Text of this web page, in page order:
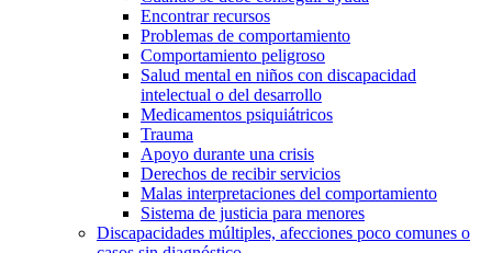
Encontrar recursos
Problemas de comportamiento
Comportamiento peligroso
Salud mental en niños con discapacidad
intelectual o del desarrollo
Medicamentos psiquiátricos
Trauma
Apoyo durante una crisis
Derechos de recibir servicios
Malas interpretaciones del comportamiento
Sistema de justicia para menores
Discapacidades múltiples, afecciones poco comunes o